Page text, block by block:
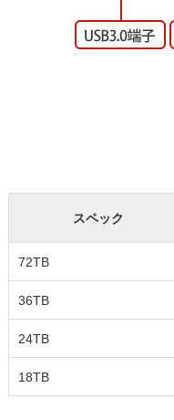
スペック
72TB
36TB
24TB
18TB